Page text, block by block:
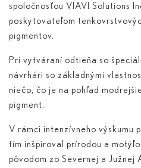
spoločnosťou VIAVI Solutions
poskytovateľom
pigmentov.
Pri vytváraní odtieňa so
návrhári so základnými
niečo, čo je na pohľad
pigment.
V rámci intenzívneho výskumu
tím inšpiroval prírodou a
pôvodom zo Severnej a Južnej